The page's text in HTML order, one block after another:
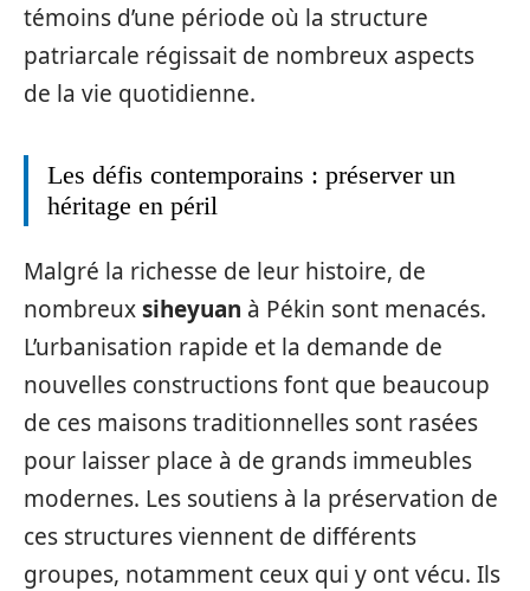
témoins d’une période où la structure
patriarcale régissait de nombreux aspects
de la vie quotidienne.
Les défis contemporains : préserver un
héritage en péril
Malgré la richesse de leur histoire, de
nombreuxsiheyuan à Pékin sont menacés.
L’urbanisation rapide et la demande de
nouvelles constructions font que beaucoup
de ces maisons traditionnelles sont rasées
pour laisser place à de grands immeubles
modernes. Les soutiens à la préservation de
ces structures viennent de différents
groupes, notamment ceux qui y ont vécu. Ils